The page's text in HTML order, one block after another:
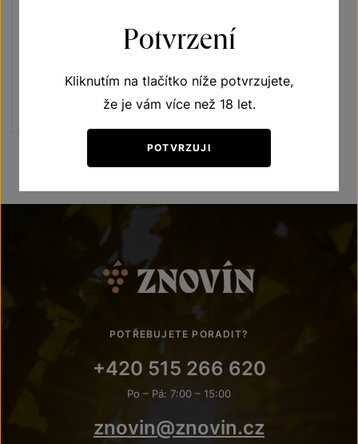
Veltlínské zelené 5+1
výběr z hroznů 2021
Šarže 1321
Kč
POTŘEBUJETE PORADIT?
+420 515 266 620
Po – Pá: 7:00 – 15:00
znovin@znovin.cz
Potvrzení
Kliknutím na tlačítko níže potvrzujete,
že je vám více než 18 let.
POTVRZUJI